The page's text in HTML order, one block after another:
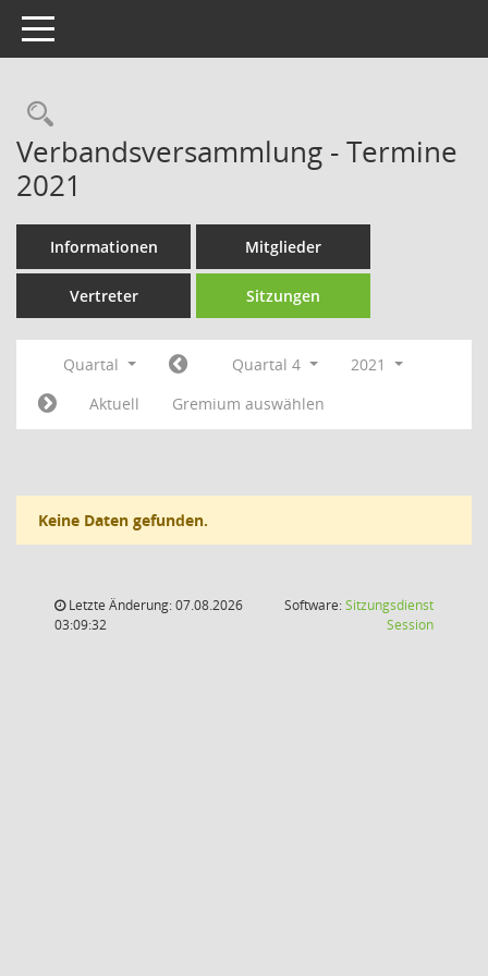
Toggle navigation
Rechercheauswahl
Verbandsversammlung - Termine
2021
Informationen Mitglieder
Vertreter Sitzungen
Quartal Quartal 4
2021
Aktuell
Gremium auswählen
Keine Daten gefunden.
Letzte Änderung: 07.08.2026
03:09:32
Software:Sitzungsdienst
Session(Wird in